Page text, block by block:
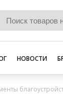
НОВОСТИ